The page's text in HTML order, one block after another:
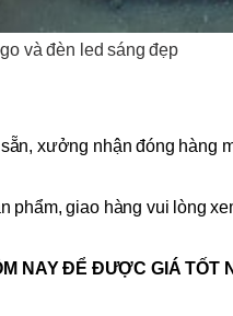
và đèn led sáng đẹp
xưởng nhận đóng hàng
phẩm, giao hàng vui lòng
NAY ĐỂ ĐƯỢC GIÁ TỐT